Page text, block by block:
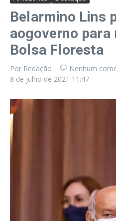
Belarmino Lins
aogoverno para
Bolsa Floresta
Por Redação
Nenhum
8 de julho de 2021 11:47